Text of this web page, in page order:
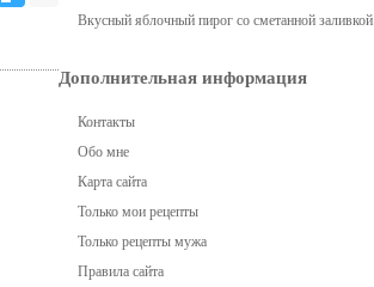
Вкусный яблочный пирог со сметанной заливкой
Дополнительная информация
Контакты
Обо мне
Карта сайта
Только мои рецепты
Только рецепты мужа
Правила сайта